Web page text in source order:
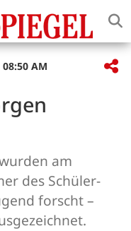
AM
am
des Schüler-
forscht –